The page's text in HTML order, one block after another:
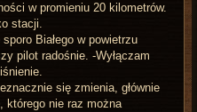
w promieniu 20 kilometrów.
stacji.
Białego w powietrzu
pilot radośnie. -Wyłączam
się zmienia, głównie
którego nie raz można